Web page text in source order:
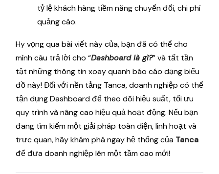
tỷ lệ khách hàng tiềm năng chuyển đổi, chi phí
quảng cáo.
Hy vọng qua bài viết này của, bạn đã có thể cho
mình câu trả lời cho “Dashboard là gì?” và tất tần
tật những thông tin xoay quanh báo cáo dạng biểu
đồ này! Đối với nền tảng Tanca, doanh nghiệp có thể
tận dụng Dashboard để theo dõi hiệu suất, tối ưu
quy trình và nâng cao hiệu quả hoạt động. Nếu bạn
đang tìm kiếm một giải pháp toàn diện, linh hoạt và
trực quan, hãy khám phá ngay hệ thống của Tanca
để đưa doanh nghiệp lên một tầm cao mới!